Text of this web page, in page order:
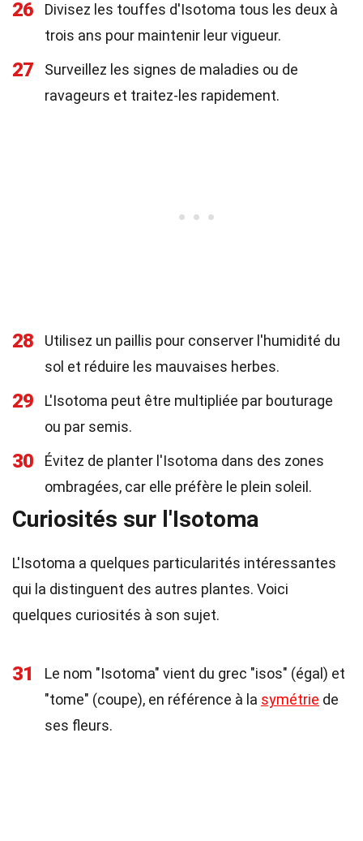
26
Divisez les touffes d'Isotoma tous les deux à
trois ans pour maintenir leur vigueur.
27
Surveillez les signes de maladies ou de
ravageurs et traitez-les rapidement.
28
Utilisez un paillis pour conserver l'humidité du
sol et réduire les mauvaises herbes.
29
L'Isotoma peut être multipliée par bouturage
ou par semis.
30
Évitez de planter l'Isotoma dans des zones
ombragées, car elle préfère le plein soleil.
Curiosités sur l'Isotoma
L'Isotoma a quelques particularités intéressantes
qui la distinguent des autres plantes. Voici
quelques curiosités à son sujet.
31
Le nom "Isotoma" vient du grec "isos" (égal) et
"tome" (coupe), en référence à la symétrie de
ses fleurs.